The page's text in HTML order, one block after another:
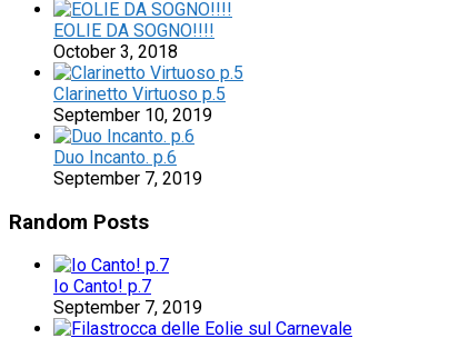
EOLIE DA SOGNO!!!!
October 3, 2018
Clarinetto Virtuoso p.5
September 10, 2019
Duo Incanto. p.6
September 7, 2019
Random Posts
Io Canto! p.7
September 7, 2019